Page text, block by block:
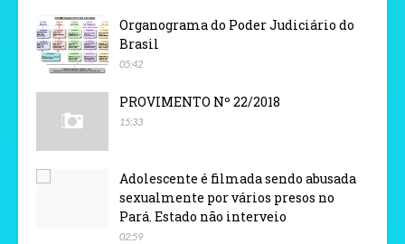
Organograma do Poder Judiciário do
Brasil
05:42
PROVIMENTO Nº 22/2018
15:33
Adolescente é filmada sendo abusada
sexualmente por vários presos no
Pará. Estado não interveio
02:59